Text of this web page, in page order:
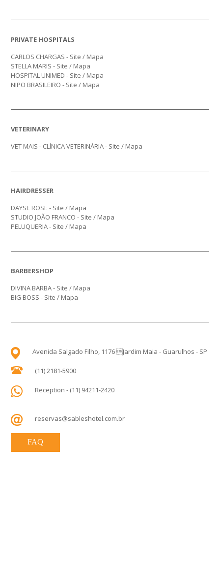
PRIVATE HOSPITALS
CARLOS CHARGAS - Site / Mapa
STELLA MARIS - Site / Mapa
HOSPITAL UNIMED - Site / Mapa
NIPO BRASILEIRO - Site / Mapa
VETERINARY
VET MAIS - CLÍNICA VETERINÁRIA - Site / Mapa
HAIRDRESSER
DAYSE ROSE - Site / Mapa
STUDIO JOÃO FRANCO - Site / Mapa
PELUQUERIA - Site / Mapa
BARBERSHOP
DIVINA BARBA - Site / Mapa
BIG BOSS - Site / Mapa
Avenida Salgado Filho, 1176 Jardim Maia - Guarulhos - SP
(11) 2181-5900
Reception - (11) 94211-2420
reservas@sableshotel.com.br
FAQ